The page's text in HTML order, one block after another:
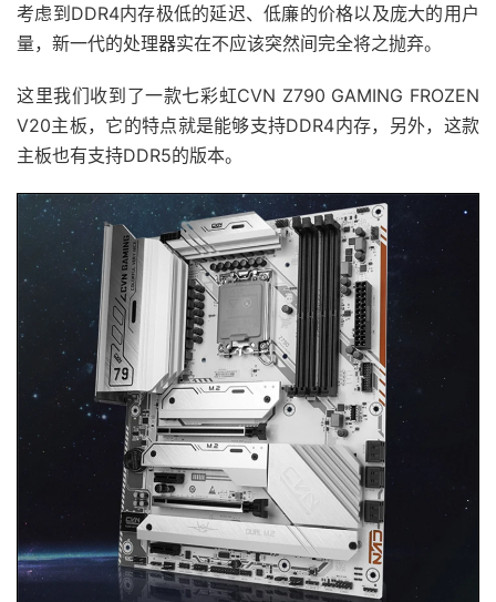
考虑到DDR4内存极低的延迟、低廉的价格以及庞大的用户
量，新一代的处理器实在不应该突然间完全将之抛弃。
这里我们收到了一款七彩虹CVN Z790 GAMING FROZEN
V20主板，它的特点就是能够支持DDR4内存，另外，这款
主板也有支持DDR5的版本。